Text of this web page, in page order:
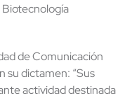
Biotecnología
de Comunicación
su dictamen: “Sus
actividad destinada